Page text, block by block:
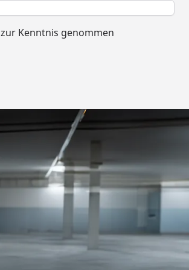
zur Kenntnis genommen